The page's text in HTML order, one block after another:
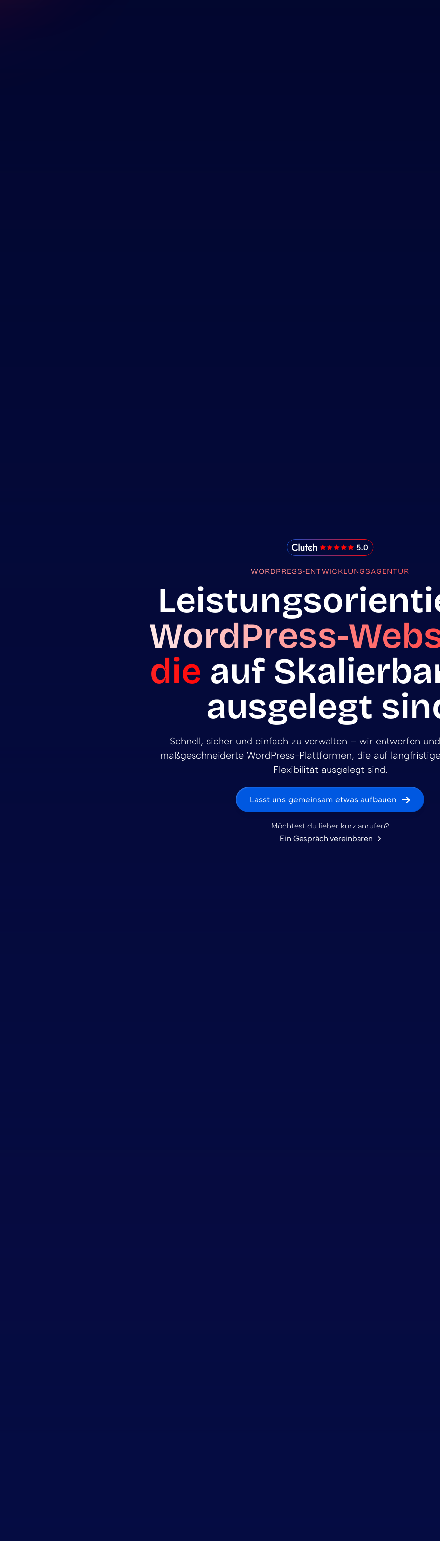
IMADO Reviews
WORDPRESS-ENTWICKLUNGSAGENTUR
WordPress-
die auf
ausgelegt
Schnell, sicher und einfach zu verwalten – wir entwerfen
maßgeschneiderte WordPress-Plattformen, die auf
Flexibilität ausgelegt sind.
Lasst uns gemeinsam etwas aufbauen
Möchtest du lieber kurz anrufen?
Ein Gespräch vereinbaren